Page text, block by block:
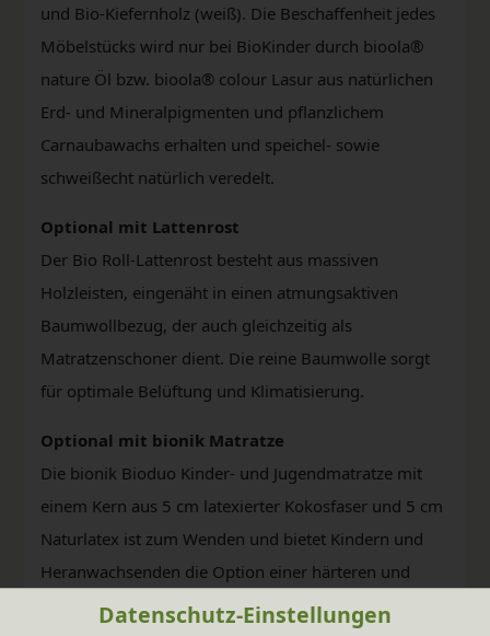
und Bio-Kiefernholz (weiß). Die Beschaffenheit jedes
Möbelstücks wird nur bei BioKinder durch bioola®
nature Öl bzw. bioola® colour Lasur aus natürlichen
Erd- und Mineralpigmenten und pflanzlichem
Carnaubawachs erhalten und speichel- sowie
schweißecht natürlich veredelt.
Optional mit Lattenrost
Der Bio Roll-Lattenrost besteht aus massiven
Holzleisten, eingenäht in einen atmungsaktiven
Baumwollbezug, der auch gleichzeitig als
Matratzenschoner dient. Die reine Baumwolle sorgt
für optimale Belüftung und Klimatisierung.
Optional mit bionik Matratze
Die bionik Bioduo Kinder- und Jugendmatratze mit
einem Kern aus 5 cm latexierter Kokosfaser und 5 cm
Naturlatex ist zum Wenden und bietet Kindern und
Heranwachsenden die Option einer härteren und
einer weicheren Seite, ganz nach Alter und
Datenschutz-Einstellungen